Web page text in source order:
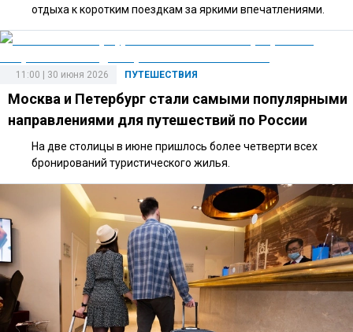
отдыха к коротким поездкам за яркими впечатлениями.
ПУТЕШЕСТВИЯ
11:00 | 30 июня 2026
Москва и Петербург стали самыми популярными
направлениями для путешествий по России
На две столицы в июне пришлось более четверти всех
бронирований туристического жилья.